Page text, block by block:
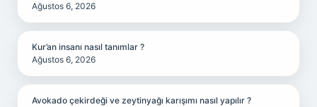
Ağustos 6, 2026
Kur’an insanı nasıl tanımlar ?
Ağustos 6, 2026
Avokado çekirdeği ve zeytinyağı karışımı nasıl yapılır ?